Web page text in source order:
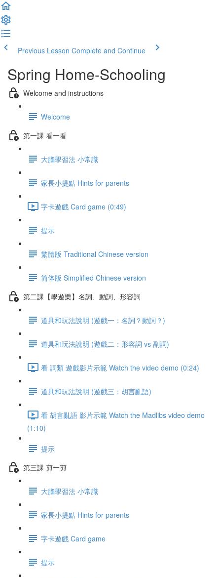
Previous Lesson Complete and Continue
Spring Home-Schooling
Welcome and instructions
Welcome
第一課 看一看
大腦學習法 小常識
家長小提點 Hints for parents
字卡遊戲 Card game (0:49)
提示
繁體版 Traditional Chinese version
简体版 Simplified Chinese version
第二課【學遊樂】名詞、動詞、形容詞
道具和玩法說明 (遊戲一：名詞？動詞？)
道具和玩法說明 (遊戲二：形容詞 vs 副詞)
看 詞類 遊戲影片示範 Watch the video demo (0:24)
道具和玩法說明 (遊戲三：胡言亂語)
看 胡言亂語 影片示範 Watch the Madlibs video demo
(1:10)
提示
第三課 剪一剪
大腦學習法 小常識
家長小提點 Hints for parents
字卡遊戲 Card game
提示